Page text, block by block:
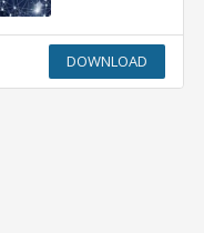
DOWNLOAD